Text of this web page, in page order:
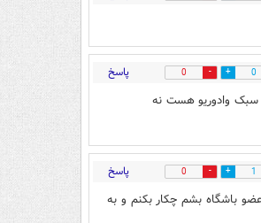
0
0 پاسخ
سبک وادوریو هست نه
1
0 پاسخ
باشگاه بشم چکار بکنم و به